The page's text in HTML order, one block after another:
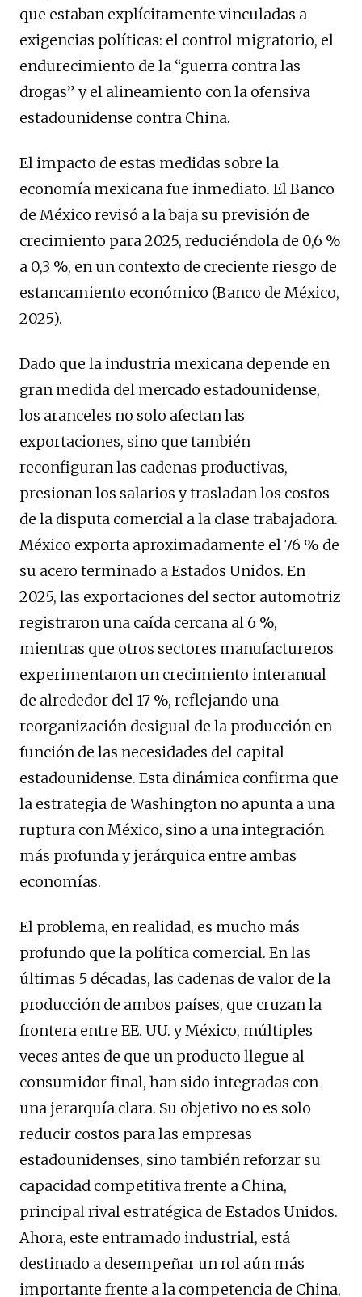
que estaban explícitamente vinculadas a
exigencias políticas: el control migratorio, el
endurecimiento de la “guerra contra las
drogas” y el alineamiento con la ofensiva
estadounidense contra China.
El impacto de estas medidas sobre la
economía mexicana fue inmediato. El Banco
de México revisó a la baja su previsión de
crecimiento para 2025, reduciéndola de 0,6 %
a 0,3 %, en un contexto de creciente riesgo de
estancamiento económico (Banco de México,
2025).
Dado que la industria mexicana depende en
gran medida del mercado estadounidense,
los aranceles no solo afectan las
exportaciones, sino que también
reconfiguran las cadenas productivas,
presionan los salarios y trasladan los costos
de la disputa comercial a la clase trabajadora.
México exporta aproximadamente el 76 % de
su acero terminado a Estados Unidos. En
2025, las exportaciones del sector automotriz
registraron una caída cercana al 6 %,
mientras que otros sectores manufactureros
experimentaron un crecimiento interanual
de alrededor del 17 %, reflejando una
reorganización desigual de la producción en
función de las necesidades del capital
estadounidense. Esta dinámica confirma que
la estrategia de Washington no apunta a una
ruptura con México, sino a una integración
más profunda y jerárquica entre ambas
economías.
El problema, en realidad, es mucho más
profundo que la política comercial. En las
últimas 5 décadas, las cadenas de valor de la
producción de ambos países, que cruzan la
frontera entre EE. UU. y México, múltiples
veces antes de que un producto llegue al
consumidor final, han sido integradas con
una jerarquía clara. Su objetivo no es solo
reducir costos para las empresas
estadounidenses, sino también reforzar su
capacidad competitiva frente a China,
principal rival estratégica de Estados Unidos.
Ahora, este entramado industrial, está
destinado a desempeñar un rol aún más
importante frente a la competencia de China,